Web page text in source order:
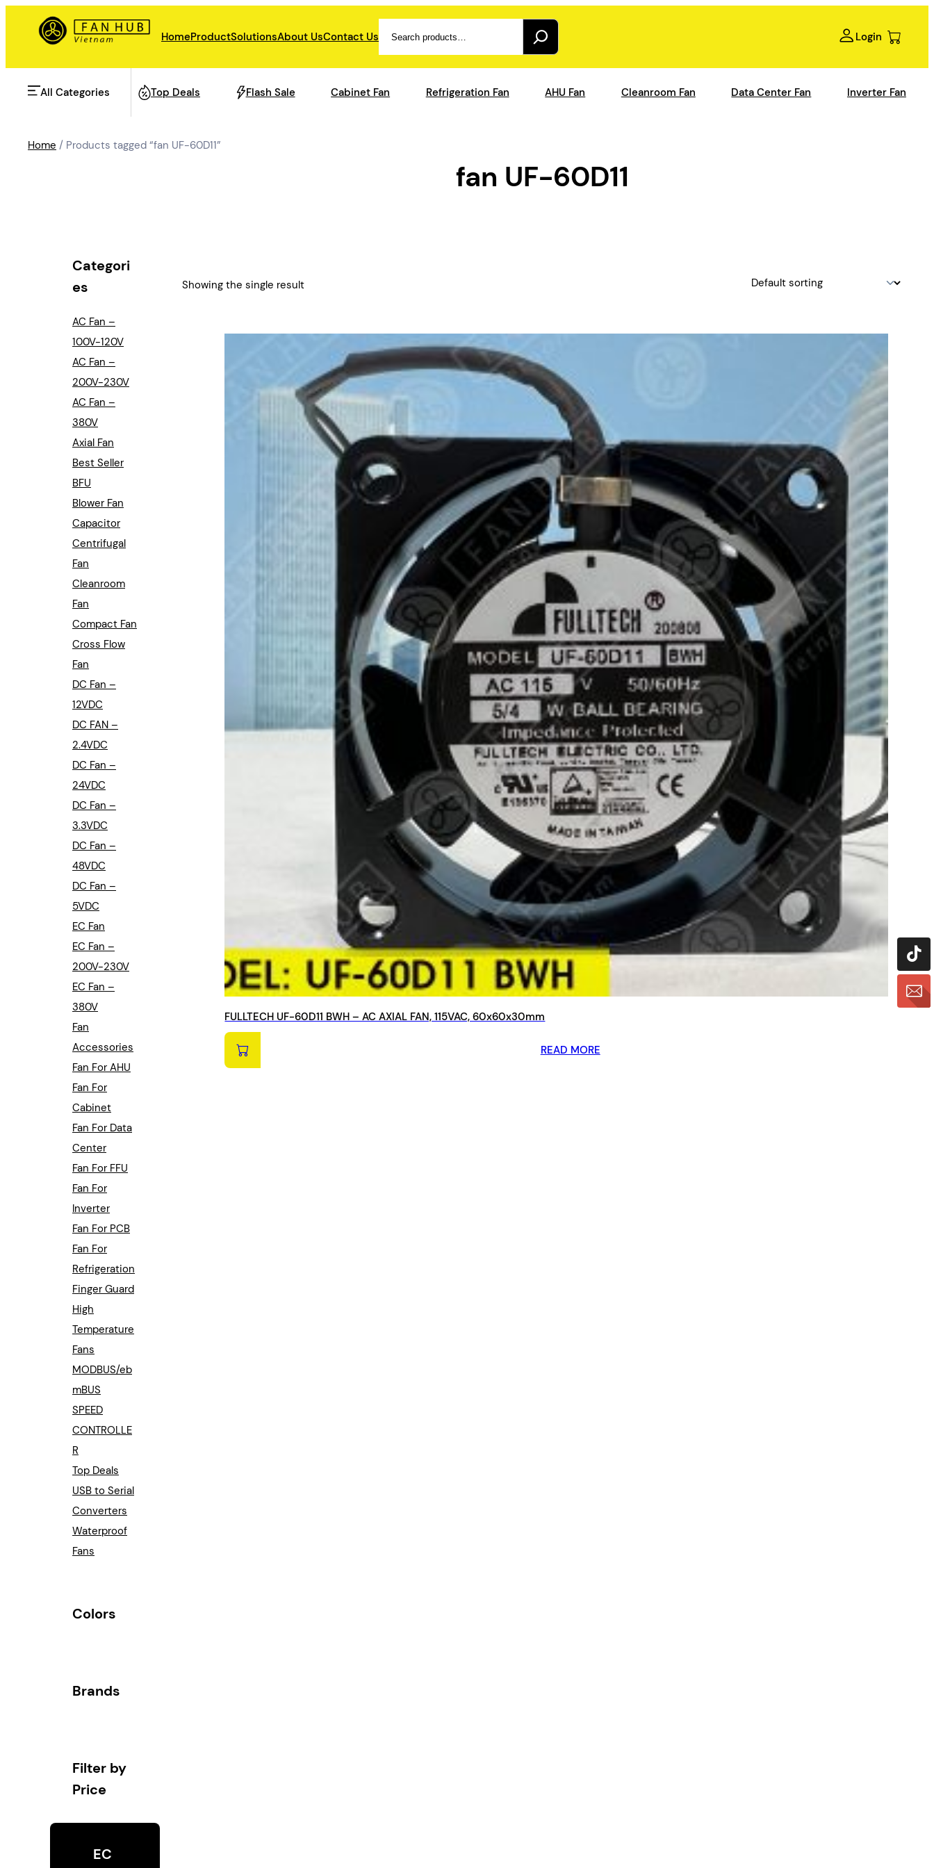
HomeProductSolutionsAbout UsContact Us Login
All Categories
AHU Fan
Refrigeration Fan
Industrial Automation
Cleanroom Fan
Air Purification
Cabinet Fan
Inverter Fan
Top Deals Flash Sale Cabinet Fan Refrigeration Fan AHU Fan Cleanroom Fan Data Center Fan Inverter Fan
Categori
es
AC Fan –
100V-120V
AC Fan –
200V-230V
AC Fan –
380V
Axial Fan
Best Seller
BFU
Blower Fan
Capacitor
Centrifugal
Fan
Cleanroom
Fan
Compact Fan
Cross Flow
Fan
DC Fan –
12VDC
DC FAN –
2.4VDC
DC Fan –
24VDC
DC Fan –
3.3VDC
DC Fan –
48VDC
DC Fan –
5VDC
EC Fan
EC Fan –
200V-230V
EC Fan –
380V
Fan
Accessories
Fan For AHU
Fan For
Cabinet
Fan For Data
Center
Fan For FFU
Fan For
Inverter
Fan For PCB
Fan For
Refrigeration
Finger Guard
High
Temperature
Fans
MODBUS/eb
mBUS
SPEED
CONTROLLE
R
Top Deals
USB to Serial
Converters
Waterproof
Fans
Colors
Brands
Filter by
Price
EC
Home / Products tagged “fan UF-60D11”
fan UF-60D11
Showing the single result
FULLTECH UF-60D11 BWH – AC AXIAL FAN, 115VAC, 60x60x30mm
READ MORE